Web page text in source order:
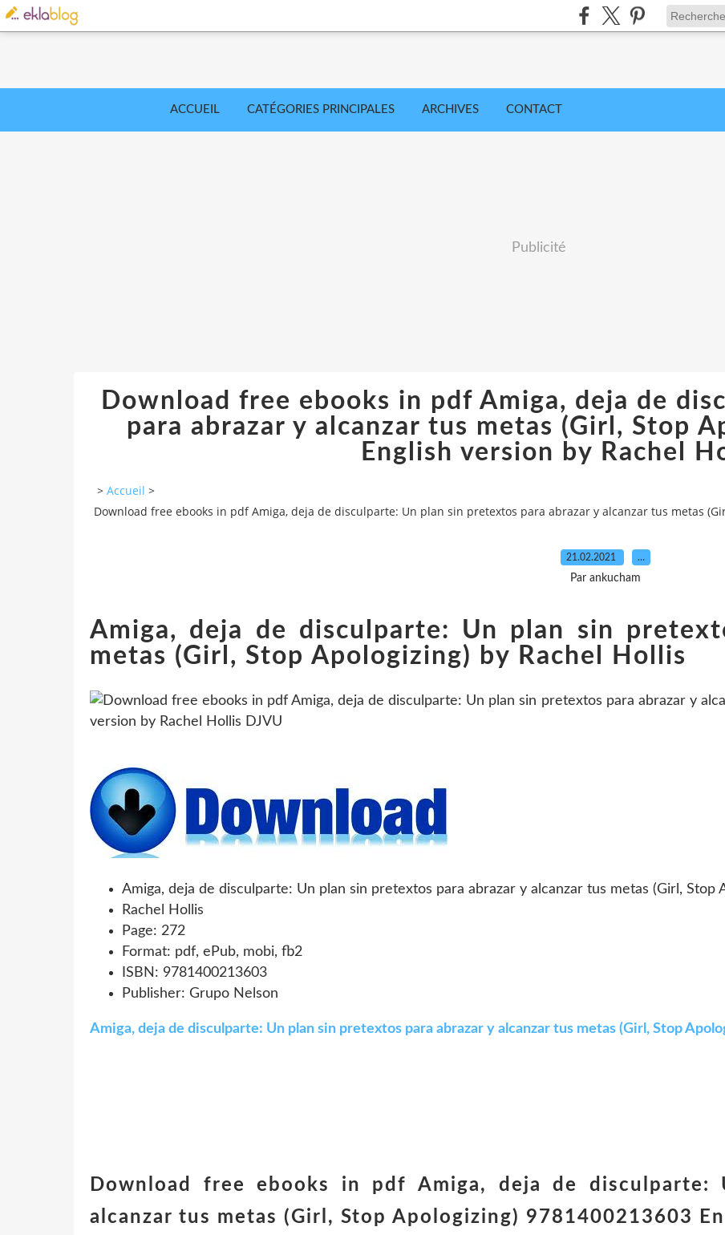
ACCUEIL CATÉGORIES PRINCIPALES ARCHIVES CONTACT
Publicité
Download free ebooks in pdf Amiga, deja de
para abrazar y alcanzar tus metas (Girl, Stop
English version by Rachel
> Accueil >
Download free ebooks in pdf Amiga, deja de disculparte: Un plan sin pretextos para abrazar y alcanzar tus metas
21.02.2021 …
Par ankucham
Amiga, deja de disculparte: Un plan sin
metas (Girl, Stop Apologizing) by Rachel Hollis
Amiga, deja de disculparte: Un plan sin pretextos para abrazar y alcanzar tus metas (Girl, Stop
Rachel Hollis
Page: 272
Format: pdf, ePub, mobi, fb2
ISBN: 9781400213603
Publisher: Grupo Nelson
Amiga, deja de disculparte: Un plan sin pretextos para abrazar y alcanzar tus metas (Girl, Stop
Download free ebooks in pdf Amiga, deja de
alcanzar tus metas (Girl, Stop Apologizing) 9781400213603